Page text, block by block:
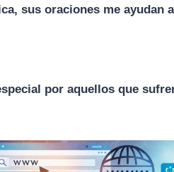
sus oraciones me ayudan
por aquellos que